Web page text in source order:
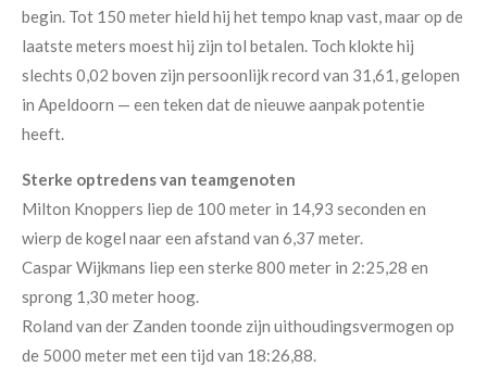
begin. Tot 150 meter hield hij het tempo knap vast, maar op de
laatste meters moest hij zijn tol betalen. Toch klokte hij
slechts 0,02 boven zijn persoonlijk record van 31,61, gelopen
in Apeldoorn — een teken dat de nieuwe aanpak potentie
heeft.
Sterke optredens van teamgenoten
Milton Knoppers liep de 100 meter in 14,93 seconden en
wierp de kogel naar een afstand van 6,37 meter.
Caspar Wijkmans liep een sterke 800 meter in 2:25,28 en
sprong 1,30 meter hoog.
Roland van der Zanden toonde zijn uithoudingsvermogen op
de 5000 meter met een tijd van 18:26,88.